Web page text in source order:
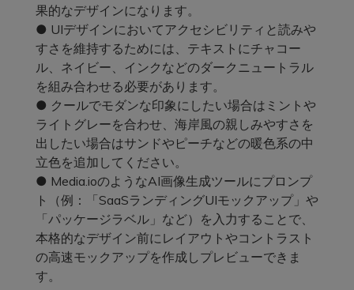
果的なデザインになります。
● UIデザインにおいてアクセシビリティと読みや
すさを維持するためには、テキストにチャコー
ル、ネイビー、インクなどのダークニュートラル
を組み合わせる必要があります。
● クールでモダンな印象にしたい場合はミントや
ライトグレーを合わせ、海岸風の親しみやすさを
出したい場合はサンドやピーチなどの暖色系の中
立色を追加してください。
● Media.ioのようなAI画像生成ツールにプロンプ
ト（例：「SaaSランディングUIモックアップ」や
「パッケージラベル」など）を入力することで、
本格的なデザイン前にレイアウトやコントラスト
の高速モックアップを作成しプレビューできま
す。